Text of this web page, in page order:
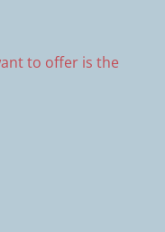
to offer is the